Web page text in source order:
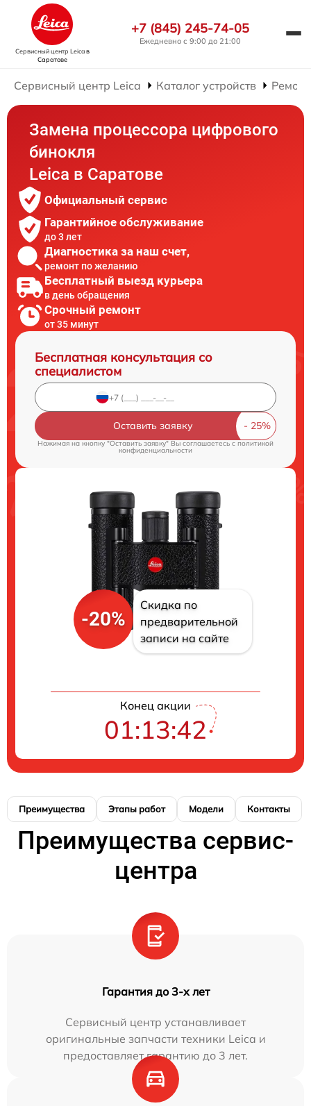
Сервисный центр Leicaв
Саратове
+7 (845) 245-74-05
Ежедневно с 9:00 до 21:00
Сервисный центр Leica Каталог устройств
Замена процессора цифрового
бинокля
Leica в Саратове
Официальный сервис
Гарантийное обслуживание
до 3 лет
Диагностика за наш счет,
ремонт по желанию
Бесплатный выезд курьера
в день обращения
Срочный ремонт
от 35 минут
Бесплатная консультация со
специалистом
Оставить заявку
Нажимая на кнопку "Оставить заявку" Вы соглашаетесь cполитикой
конфиденциальности
-20%
Скидка по
предварительной
записи на сайте
Конец акции
01:13:41
Преимущества Этапы работ Модели Контакты
Преимущества сервис-
центра
Гарантия до 3-х лет
Сервисный центр устанавливает
оригинальные запчасти техники Leica и
предоставляет гарантию до 3 лет.